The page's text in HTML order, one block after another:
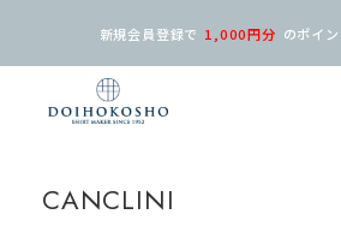
新規会員登録で 1,000円分 のポイ
CANCLINI